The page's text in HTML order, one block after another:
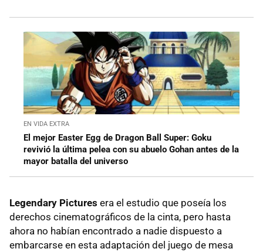
EN VIDA EXTRA
El mejor Easter Egg de Dragon Ball Super: Goku
revivió la última pelea con su abuelo Gohan antes de la
mayor batalla del universo
Legendary Pictures era el estudio que poseía los
derechos cinematográficos de la cinta, pero hasta
ahora no habían encontrado a nadie dispuesto a
embarcarse en esta adaptación del juego de mesa